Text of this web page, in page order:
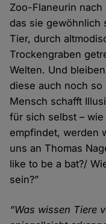
Zoo-Flaneurin nach
das sie gewöhnlich
Tier, durch
Trockengraben
Welten. Und
diese auch noch
Mensch schafft
für sich selbst – wie
empfindet, werden
uns an Thomas
like to be a bat?/
sein?”
“Was wissen Tiere